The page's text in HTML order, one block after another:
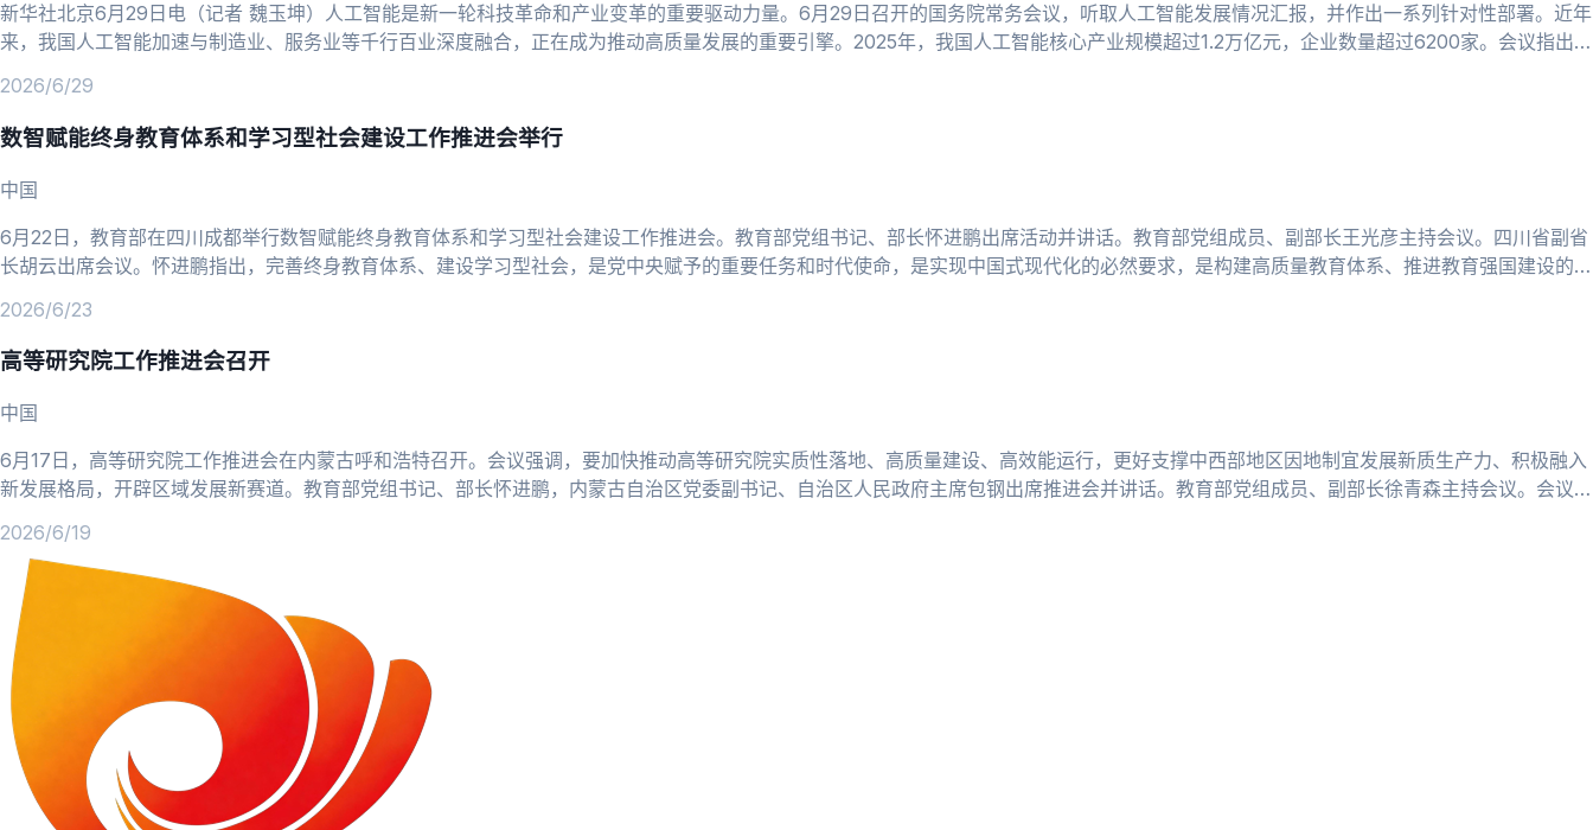
新华社北京6月29日电（记者 魏玉坤）人工智能是新一轮科技革命和产业变革的重要驱动力量。6月29日召开的国务院常务会议，听取人工智能发展情况汇报，并作出一系列针对性部署。近年
来，我国人工智能加速与制造业、服务业等千行百业深度融合，正在成为推动高质量发展的重要引擎。2025年，我国人工智能核心产业规模超过1.2万亿元，企业数量超过6200家。会议指出，
2026/6/29
数智赋能终身教育体系和学习型社会建设工作推进会举行
中国
6月22日，教育部在四川成都举行数智赋能终身教育体系和学习型社会建设工作推进会。教育部党组书记、部长怀进鹏出席活动并讲话。教育部党组成员、副部长王光彦主持会议。四川省副省
长胡云出席会议。怀进鹏指出，完善终身教育体系、建设学习型社会，是党中央赋予的重要任务和时代使命，是实现中国式现代化的必然要求，是构建高质量教育体系、推进教育强国建设的重
2026/6/23
高等研究院工作推进会召开
中国
6月17日，高等研究院工作推进会在内蒙古呼和浩特召开。会议强调，要加快推动高等研究院实质性落地、高质量建设、高效能运行，更好支撑中西部地区因地制宜发展新质生产力、积极融入
新发展格局，开辟区域发展新赛道。教育部党组书记、部长怀进鹏，内蒙古自治区党委副书记、自治区人民政府主席包钢出席推进会并讲话。教育部党组成员、副部长徐青森主持会议。会议指
2026/6/19